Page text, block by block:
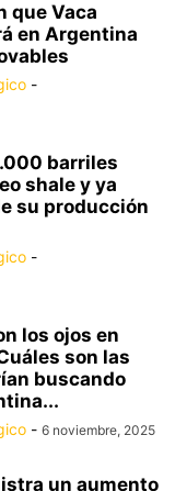
que Vaca
en Argentina
-
barriles
shale y ya
su producción
-
los ojos en
son las
buscando
- 6 noviembre, 2025
un aumento